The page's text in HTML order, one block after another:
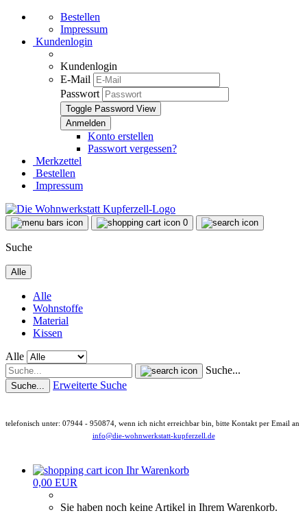
Bestellen
Impressum
Kundenlogin
Kundenlogin
E-Mail
Passwort
Toggle Password View
Konto erstellen
Passwort vergessen?
Merkzettel
Bestellen
Impressum
0
Suche
Alle
Alle
Wohnstoffe
Material
Kissen
Alle
Suche...
Suche... Erweiterte Suche
telefonisch unter: 07944 - 950874, wenn ich nicht erreichbar bin, bitte Kontakt per Email an
info@die-wohnwerkstatt-kupferzell.de
Ihr Warenkorb
0,00 EUR
Sie haben noch keine Artikel in Ihrem Warenkorb.